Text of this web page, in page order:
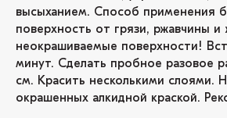
высыханием. Способ применения
поверхность от грязи, ржавчины
неокрашиваемые поверхности!
минут. Сделать пробное разовое
см. Красить несколькими слоями.
окрашенных алкидной краской.